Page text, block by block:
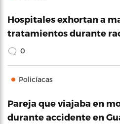
Hospitales exhortan a
tratamientos durante
0
Policíacas
Pareja que viajaba en
durante accidente en